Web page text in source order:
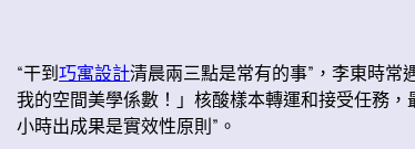
“干到巧寓設計清晨兩三點是常有的事”，李東時常
我的空間美學係數！」核酸樣本轉運和接受任務
小時出成果是實效性原則”。